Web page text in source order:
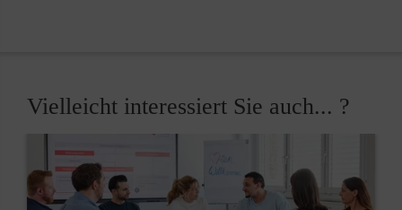
Vielleicht interessiert Sie auch... ?